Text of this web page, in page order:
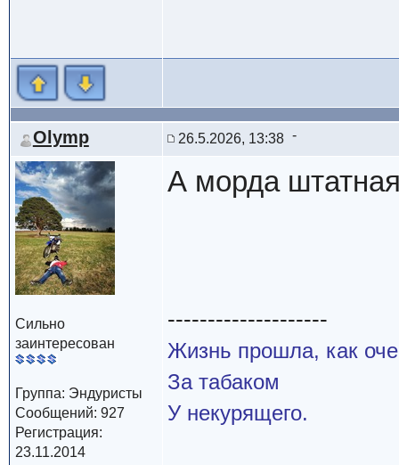
Olymp 26.5.2026, 13:38
Сильно
заинтересован
Группа: Эндуристы
Сообщений: 927
Регистрация:
23.11.2014
А морда
--------------------
Жизнь прошла, как
За табаком
У некурящего.